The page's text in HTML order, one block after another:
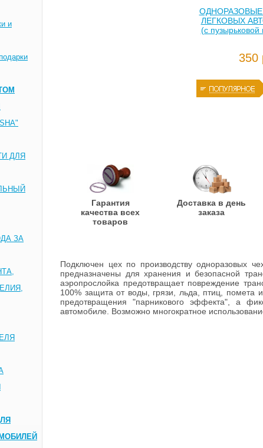
и
ДЛЯ
ЗА
ЛЕГКОВЫХ
(с пузырьковой
350
Гарантия
качества всех
товаров
Доставка в день
заказа
Подключен цех по производству одноразовых
предназначены для хранения и безопасной
аэропрослойка предотвращает повреждение
100% защита от воды, грязи, льда, птиц, помета
предотвращения "парникового эффекта", а
автомобиле. Возможно многократное